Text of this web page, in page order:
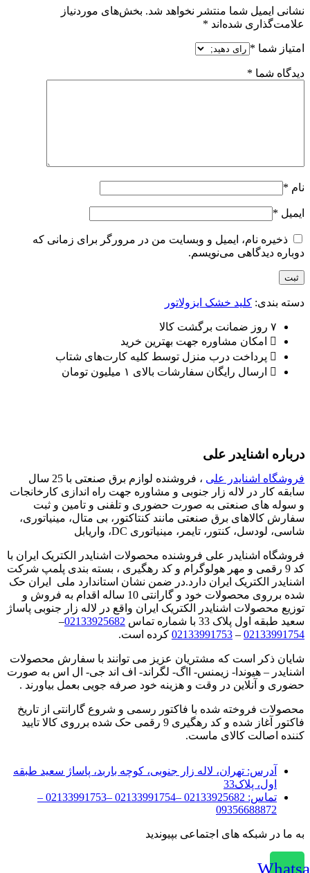
نشانی ایمیل شما منتشر نخواهد شد. بخش‌های موردنیاز
علامت‌گذاری شده‌اند *
امتیاز شما *
دیدگاه شما *
نام *
ایمیل *
ذخیره نام، ایمیل و وبسایت من در مرورگر برای زمانی که
دوباره دیدگاهی می‌نویسم.
دسته بندی: کلید خشک ایزولاتور
۷ روز ضمانت برگشت کالا
امکان مشاوره جهت بهترین خرید
پرداخت درب منزل توسط کلیه کارت‌های شتاب
ارسال رایگان سفارشات بالای ۱ میلیون تومان
درباره اشنایدر علی
فروشگاه اشنایدر علی
، فروشنده لوازم برق صنعتی با 25 سال
سابقه کار در لاله زار جنوبی و مشاوره جهت راه اندازی کارخانجات
و سوله های صنعتی به صورت حضوری و تلفنی و تامین و ثبت
سفارش کالاهای برق صنعتی مانند کنتاکتور، بی متال، مینیاتوری،
شاسی، لودسل، کنتور، تایمر، مینیاتوری DC، واریابل
فروشگاه اشنایدر علی فروشنده محصولات اشنایدر الکتریک ایران با
کد 9 رقمی و مهر هولوگرام و کد رهگیری ، بسته بندی پلمپ شرکت
اشنایدر الکتریک ایران دارد.در ضمن نشان استاندارد ملی ایران حک
شده برروی محصولات خود و گارانتی 10 ساله اقدام به فروش و
توزیع محصولات اشنایدر الکتریک ایران واقع در لاله زار جنوبی پاساژ
سعید طبقه اول پلاک 33 با شماره تماس
02133925682
–
02133991754
–
02133991753 کرده است.
شایان ذکر است که مشتریان عزیز می توانند با سفارش محصولات
اشنایدر – هیوندا- زیمنس- ااگ- لگراند- اف اند جی- ال اس به صورت
حضوری و آنلاین در وقت و هزینه خود صرفه جویی بعمل بیاورند .
محصولات فروخته شده با فاکتور رسمی و شروع گارانتی از تاریخ
فاکتور آغاز شده و کد رهگیری 9 رقمی حک شده برروی کالا تایید
کننده اصالت کالای ماست.
آدرس: تهران، لاله زار جنوبی، کوچه باربد، پاساژ سعید طبقه
اول، پلاک33
تماس:
02133925682 –02133991754 –02133991753 –
09356688872
به ما در شبکه های اجتماعی بپیوندید